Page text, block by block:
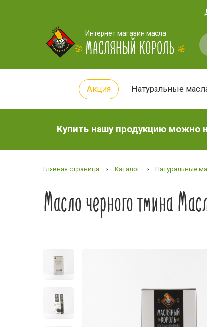
Интернет магазин масла
МАСЛЯНЫЙ КОРОЛЬ
Акция Натуральные
Купить нашу продукцию можно
Главная страница > Каталог > Натуральные
Масло черного тмина